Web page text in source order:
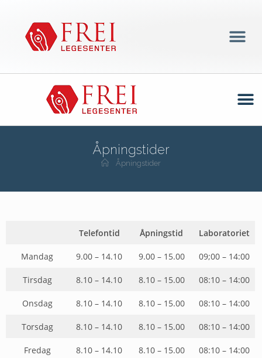
Åpningstider
Åpningstider
Telefontid Åpningstid Laboratoriet
Mandag 9.00 – 14.10 9.00 – 15.00 09;00 – 14:00
Tirsdag 8.10 – 14.10 8.10 – 15.00 08:10 – 14:00
Onsdag 8.10 – 14.10 8.10 – 15.00 08:10 – 14:00
Torsdag 8.10 – 14.10 8.10 – 15.00 08:10 – 14:00
Fredag 8.10 – 14.10 8.10 – 15.00 08:10 – 14:00